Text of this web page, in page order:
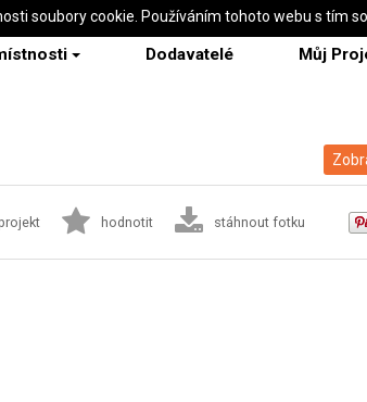
Dodavatelé Můj
hodnotit stáhnout fotku
soubory cookie. Používáním tohoto webu s tím